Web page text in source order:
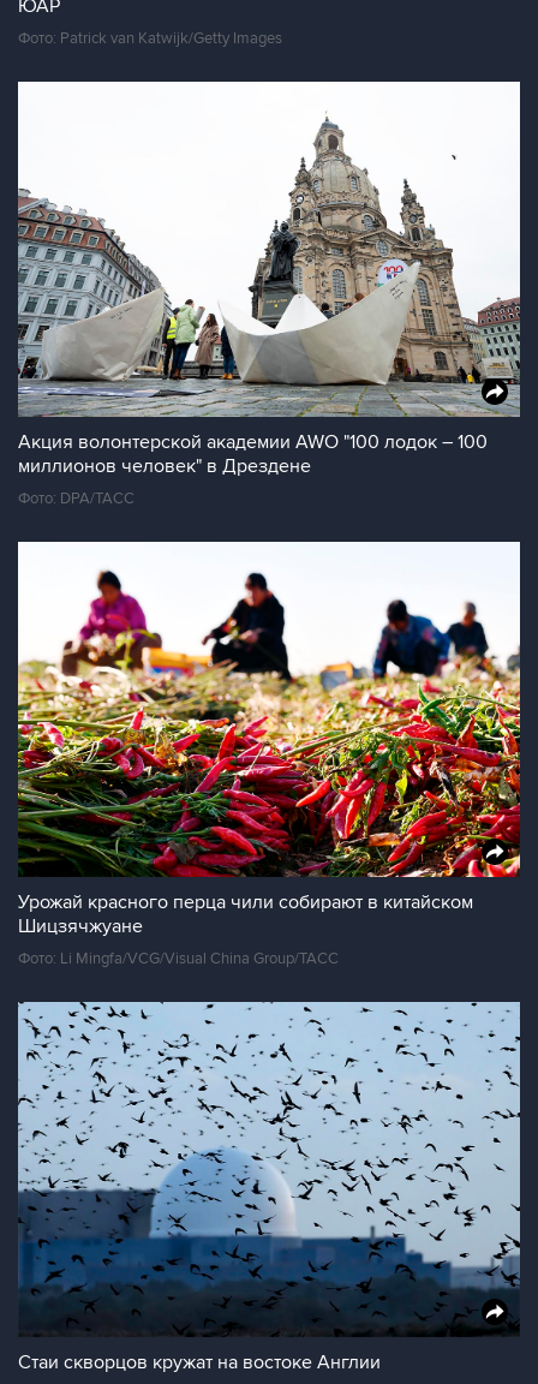
ЮАР
Фото: Patrick van Katwijk/Getty Images
Акция волонтерской академии AWO "100 лодок – 100
миллионов человек" в Дрездене
Фото: DPA/ТАСС
Урожай красного перца чили собирают в китайском
Шицзячжуане
Фото: Li Mingfa/VCG/Visual China Group/ТАСС
Стаи скворцов кружат на востоке Англии